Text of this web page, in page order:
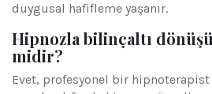
duygusal hafifleme yaşanır.
Hipnozla bilinçaltı
midir?
Evet, profesyonel bir hipnoterapist